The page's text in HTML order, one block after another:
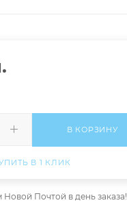
В КОРЗИНУ
В 1 КЛИК
Новой Почтой в день заказа!